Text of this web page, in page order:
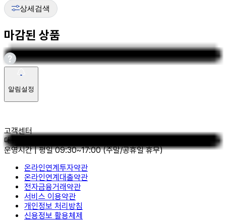
상세검색
마감된 상품
알림설정
고객센터
대표전화
운영시간|평일 09:30~17:00 (주말/공휴일 휴무)
온라인연계투자약관
온라인연계대출약관
전자금융거래약관
서비스 이용약관
개인정보 처리방침
신용정보 활용체제